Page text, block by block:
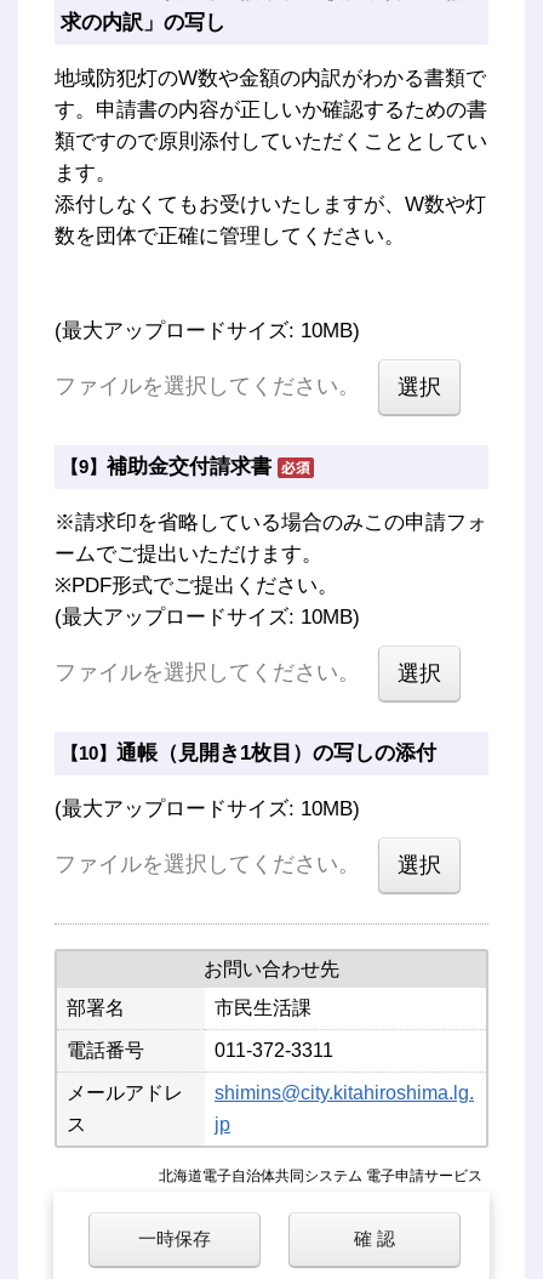
求の内訳」の写し
地域防犯灯のW数や金額の内訳がわかる書類で
す。申請書の内容が正しいか確認するための書
類ですので原則添付していただくこととしてい
ます。
添付しなくてもお受けいたしますが、W数や灯
数を団体で正確に管理してください。
(最大アップロードサイズ: 10MB)
ファイルを選択してください。
【9】 補助金交付請求書
※請求印を省略している場合のみこの申請フォ
ームでご提出いただけます。
※PDF形式でご提出ください。
(最大アップロードサイズ: 10MB)
ファイルを選択してください。
【10】 通帳（見開き1枚目）の写しの添付
(最大アップロードサイズ: 10MB)
ファイルを選択してください。
一時保存 確 認
お問い合わせ先
部署名
市民生活課
電話番号 011-372-3311
メールアドレ
ス
shimins@city.kitahiroshima.lg.
jp
北海道電子自治体共同システム 電子申請サービス